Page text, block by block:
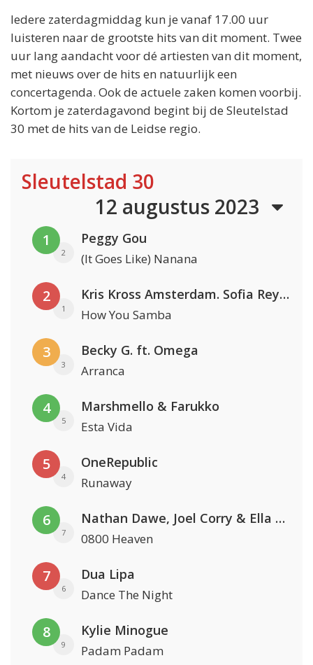
Iedere zaterdagmiddag kun je vanaf 17.00 uur
luisteren naar de grootste hits van dit moment. Twee
uur lang aandacht voor dé artiesten van dit moment,
met nieuws over de hits en natuurlijk een
concertagenda. Ook de actuele zaken komen voorbij.
Kortom je zaterdagavond begint bij de Sleutelstad
30 met de hits van de Leidse regio.
Sleutelstad 30
12 augustus 2023
1
2
Peggy Gou
(It Goes Like) Nanana
2
1
Kris Kross Amsterdam. Sofia Reyes & Tinie Tempah
How You Samba
3
3
Becky G. ft. Omega
Arranca
4
5
Marshmello & Farukko
Esta Vida
5
4
OneRepublic
Runaway
6
7
Nathan Dawe, Joel Corry & Ella Henderson
0800 Heaven
7
6
Dua Lipa
Dance The Night
8
9
Kylie Minogue
Padam Padam